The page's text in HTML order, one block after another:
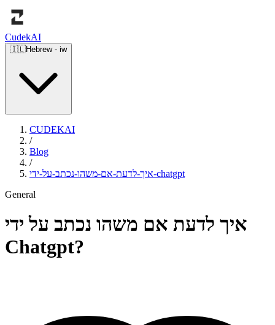
CudekAI
🇮🇱Hebrew- iw
CUDEKAI
/
Blog
/
איך-לדעת-אם-משהו-נכתב-על-ידי-chatgpt
General
איך לדעת אם משהו נכתב על ידי
Chatgpt?